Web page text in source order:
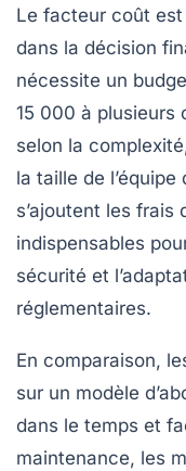
Le facteur coût
dans la décision
nécessite un
15 000 à plusieurs
selon la
la taille de
s’ajoutent les frais
indispensables
sécurité et
réglementaires.
En comparaison,
sur un modèle
dans le temps et
maintenance, les